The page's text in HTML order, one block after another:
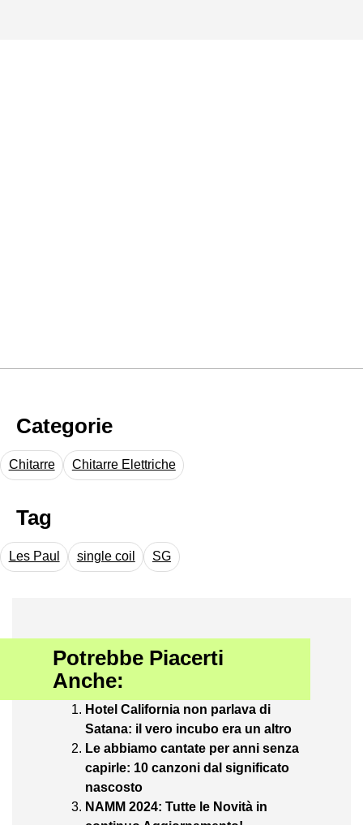
Categorie
Chitarre Chitarre Elettriche
Tag
Les Paul single coil SG
Potrebbe Piacerti
Anche:
Hotel California non parlava di
Satana: il vero incubo era un altro
Le abbiamo cantate per anni senza
capirle: 10 canzoni dal significato
nascosto
NAMM 2024: Tutte le Novità in